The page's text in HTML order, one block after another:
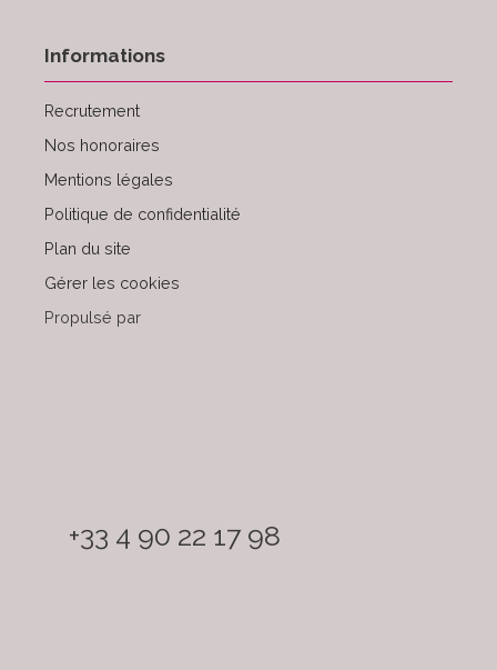
Informations
Recrutement
Nos honoraires
Mentions légales
Politique de confidentialité
Plan du site
Gérer les cookies
Propulsé par
+33 4 90 22 17 98